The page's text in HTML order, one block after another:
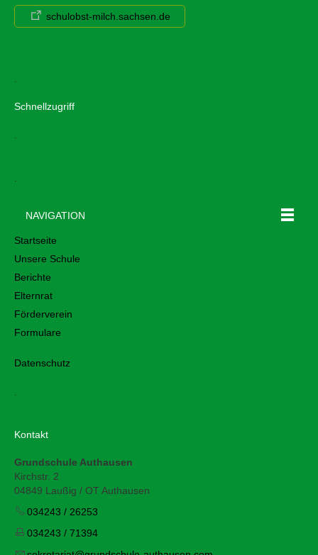
schulobst-milch.sachsen.de
.
Schnellzugriff
.
.
NAVIGATION
Startseite
Unsere Schule
Berichte
Elternrat
Förderverein
Formulare
Datenschutz
.
Kontakt
Grundschule Authausen
Kirchstr. 2
04849 Laußig / OT Authausen
034243 / 26253
034243 / 71394